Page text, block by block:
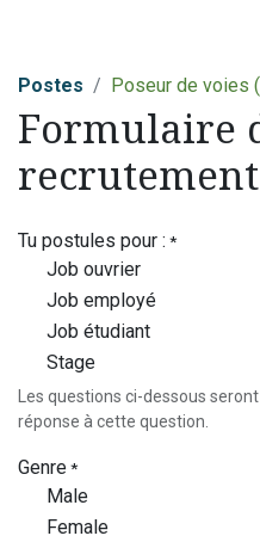
Postes Poseur de voies
Formulaire
recrutement
Tu postules pour : *
Job ouvrier
Job employé
Job étudiant
Stage
Les questions ci-dessous
réponse à cette question.
Genre*
Male
Female